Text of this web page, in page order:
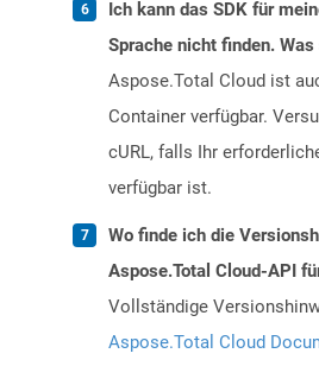
Ich kann das SDK für
Sprache nicht finden.
Aspose.Total Cloud ist
Container verfügbar.
cURL, falls Ihr
verfügbar ist.
Wo finde ich die
Aspose.Total Cloud-API
Vollständige
Aspose.Total Cloud